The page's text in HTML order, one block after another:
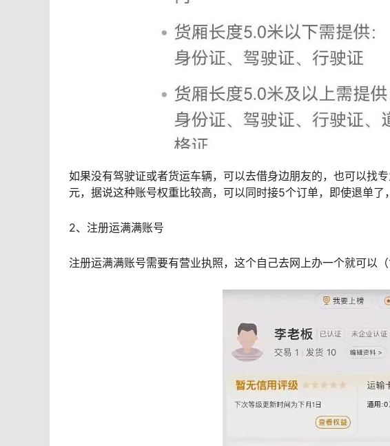
如果没有驾驶证或者货运车辆，可以去借身边朋友的，也可以找
元，据说这种账号权重比较高，可以同时接5个订单，即使退单了
2、注册运满满账号
注册运满满账号需要有营业执照，这个自己去网上办一个就可以